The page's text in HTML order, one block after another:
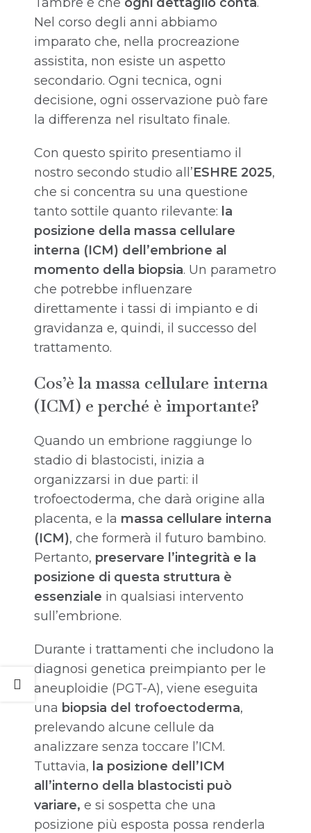
Nel corso degli anni abbiamo
imparato che, nella procreazione
assistita, non esiste un aspetto
secondario. Ogni tecnica, ogni
decisione, ogni osservazione può fare
la differenza nel risultato finale.
Con questo spirito presentiamo il
nostro secondo studio all’ESHRE 2025,
che si concentra su una questione
tanto sottile quanto rilevante: la
posizione della massa cellulare
interna (ICM) dell’embrione al
momento della biopsia. Un parametro
che potrebbe influenzare
direttamente i tassi di impianto e di
gravidanza e, quindi, il successo del
trattamento.
Cos’è la massa cellulare interna
(ICM) e perché è importante?
Quando un embrione raggiunge lo
stadio di blastocisti, inizia a
organizzarsi in due parti: il
trofoectoderma, che darà origine alla
placenta, e la massa cellulare interna
(ICM), che formerà il futuro bambino.
Pertanto, preservare l’integrità e la
posizione di questa struttura è
essenziale in qualsiasi intervento
sull’embrione.
Durante i trattamenti che includono la
diagnosi genetica preimpianto per le
aneuploidie (PGT-A), viene eseguita
una biopsia del trofoectoderma,
prelevando alcune cellule da
analizzare senza toccare l’ICM.
Tuttavia, la posizione dell’ICM
all’interno della blastocisti può
variare, e si sospetta che una
posizione più esposta possa renderla